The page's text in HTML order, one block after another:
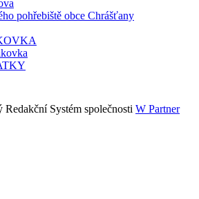
pohřebiště obce Chrášťany
Redakční Systém společnosti W Partner